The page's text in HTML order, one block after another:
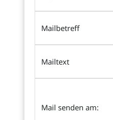
Mailbetreff
Mailtext
Mail senden am: